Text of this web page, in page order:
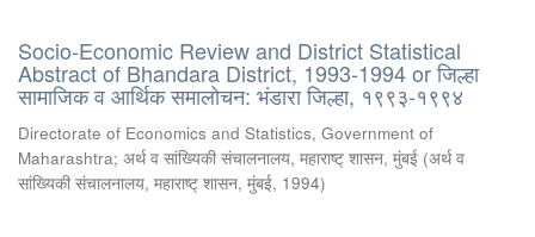
Socio-Economic Review and District Statistical
Abstract of Bhandara District, 1993-1994 or जिल्हा
सामाजिक व आर्थिक समालोचन: भंडारा जिल्हा, १९९३-१९९४
Directorate of Economics and Statistics, Government of
Maharashtra; अर्थ व सांख्यिकी संचालनालय, महाराष्ट् शासन, मुंबई (अर्थ व
सांख्यिकी संचालनालय, महाराष्ट् शासन, मुंबई, 1994)